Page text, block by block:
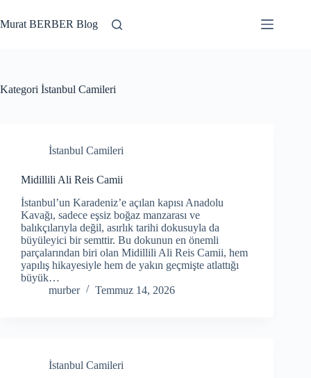
to
content
Murat BERBER Blog
Kategori İstanbul Camileri
İstanbul Camileri
Midillili Ali Reis Camii
İstanbul’un Karadeniz’e açılan kapısı Anadolu
Kavağı, sadece eşsiz boğaz manzarası ve
balıkçılarıyla değil, asırlık tarihi dokusuyla da
büyüleyici bir semttir. Bu dokunun en önemli
parçalarından biri olan Midillili Ali Reis Camii, hem
yapılış hikayesiyle hem de yakın geçmişte atlattığı
büyük…
murber
Temmuz 14, 2026
İstanbul Camileri